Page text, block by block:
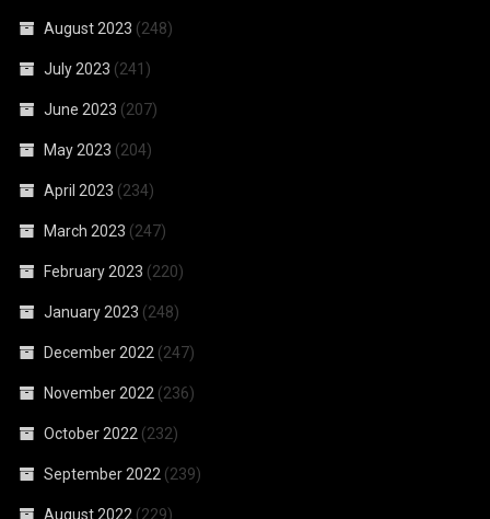
August 2023 (248)
July 2023 (241)
June 2023 (207)
May 2023 (204)
April 2023 (234)
March 2023 (247)
February 2023 (220)
January 2023 (248)
December 2022 (247)
November 2022 (236)
October 2022 (232)
September 2022 (239)
August 2022 (229)